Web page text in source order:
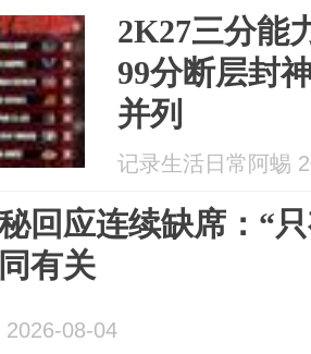
2K27三分能
99分断层封
并列
记录生活日常阿蜴
回应连续缺席：“
有关
08-04